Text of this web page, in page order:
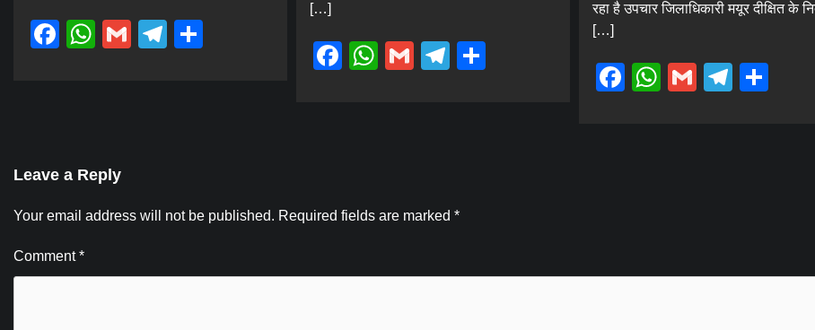
Facebook
WhatsApp
GmailTelegram
[…]
Facebook
WhatsApp
GmailTelegram
रहा है उपचार जिलाधिकारी मयूर दीक्षित के
[…]
Facebook
WhatsApp
Gmail
Leave a Reply
Your email address will not be published. Required fields are marked *
Comment*